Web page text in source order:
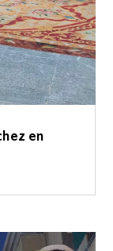
en